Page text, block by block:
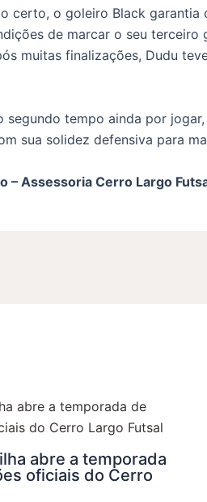
certo, o goleiro Black garantia
de marcar o seu
muitas finalizações, Dudu
segundo tempo ainda por
sua solidez defensiva para
– Assessoria Cerro Largo
abre a temporada
oficiais do Cerro